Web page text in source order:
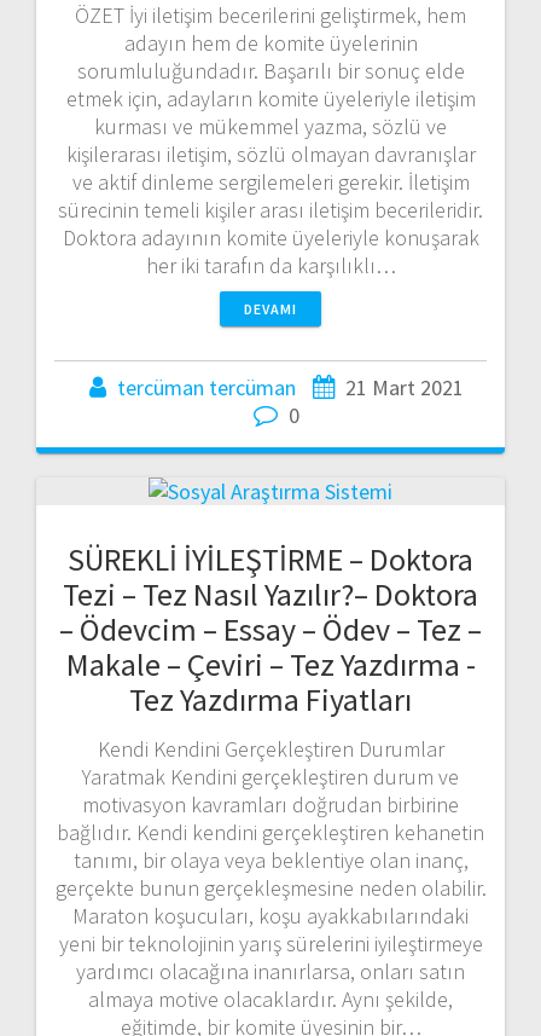
ÖZET İyi iletişim becerilerini geliştirmek, hem
adayın hem de komite üyelerinin
sorumluluğundadır. Başarılı bir sonuç elde
etmek için, adayların komite üyeleriyle iletişim
kurması ve mükemmel yazma, sözlü ve
kişilerarası iletişim, sözlü olmayan davranışlar
ve aktif dinleme sergilemeleri gerekir. İletişim
sürecinin temeli kişiler arası iletişim becerileridir.
Doktora adayının komite üyeleriyle konuşarak
her iki tarafın da karşılıklı…
DEVAMI
tercüman tercüman
21 Mart 2021
0
SÜREKLİ İYİLEŞTİRME – Doktora
Tezi – Tez Nasıl Yazılır?– Doktora
– Ödevcim – Essay – Ödev – Tez –
Makale – Çeviri – Tez Yazdırma -
Tez Yazdırma Fiyatları
Kendi Kendini Gerçekleştiren Durumlar
Yaratmak Kendini gerçekleştiren durum ve
motivasyon kavramları doğrudan birbirine
bağlıdır. Kendi kendini gerçekleştiren kehanetin
tanımı, bir olaya veya beklentiye olan inanç,
gerçekte bunun gerçekleşmesine neden olabilir.
Maraton koşucuları, koşu ayakkabılarındaki
yeni bir teknolojinin yarış sürelerini iyileştirmeye
yardımcı olacağına inanırlarsa, onları satın
almaya motive olacaklardır. Aynı şekilde,
eğitimde, bir komite üyesinin bir…